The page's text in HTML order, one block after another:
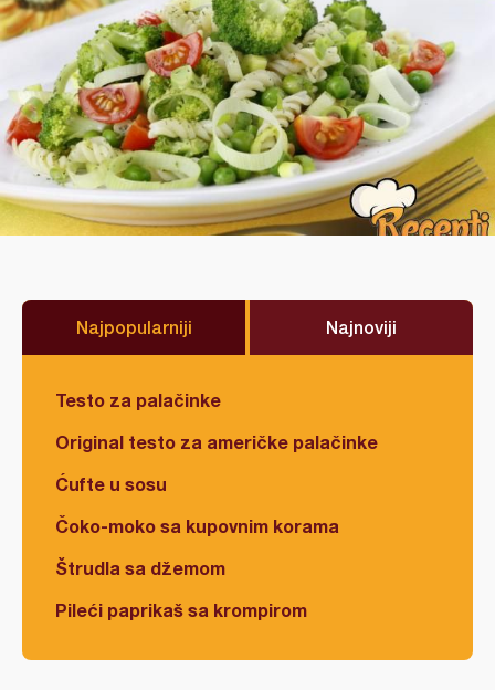
Najpopularniji Najnoviji
Testo za palačinke
Original testo za američke palačinke
Ćufte u sosu
Čoko-moko sa kupovnim korama
Štrudla sa džemom
Pileći paprikaš sa krompirom